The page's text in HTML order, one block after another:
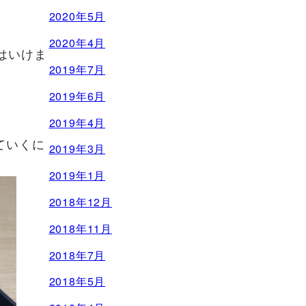
いけま
いくに
2020年5月
2020年4月
2019年7月
2019年6月
2019年4月
2019年3月
2019年1月
2018年12月
2018年11月
2018年7月
2018年5月